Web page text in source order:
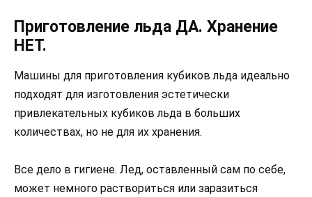
Приготовление льда ДА. Хранение
НЕТ.
Машины для приготовления кубиков льда идеально
подходят для изготовления эстетически
привлекательных кубиков льда в больших
количествах, но не для их хранения.
Все дело в гигиене. Лед, оставленный сам по себе,
может немного раствориться или заразиться